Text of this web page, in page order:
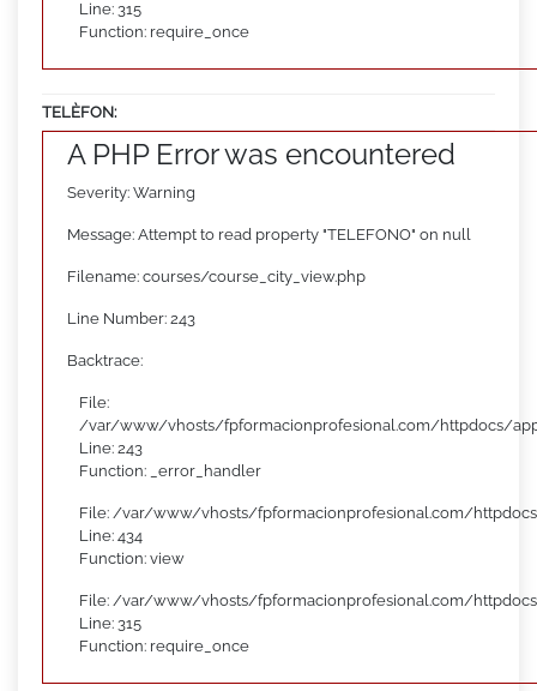
Line: 315
Function: require_once
TELÈFON:
A PHP Error was encountered
Severity: Warning
Message: Attempt to read property "TELEFONO" on null
Filename: courses/course_city_view.php
Line Number: 243
Backtrace:
File:
/var/www/vhosts/fpformacionprofesional.com/httpdocs/
Line: 243
Function: _error_handler
File: /var/www/vhosts/fpformacionprofesional.com/
Line: 434
Function: view
File: /var/www/vhosts/fpformacionprofesional.com/
Line: 315
Function: require_once